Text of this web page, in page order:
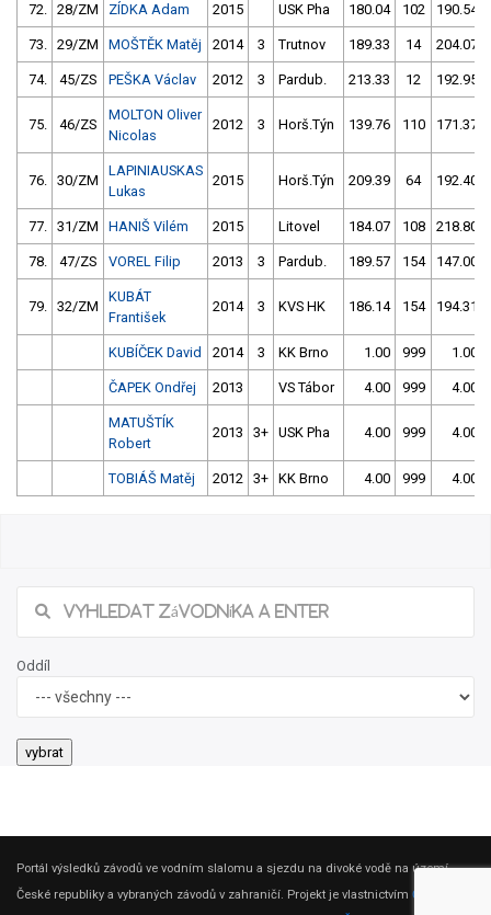
72. 28/ZM ZÍDKA Adam 2015 USK Pha 180.04 102 190.54
73. 29/ZM MOŠTĚK Matěj 2014 3 Trutnov 189.33 14 204.07
74. 45/ZS PEŠKA Václav 2012 3 Pardub. 213.33 12 192.95
75. 46/ZS
MOLTON Oliver
Nicolas
2012 3 Horš.Týn 139.76 110 171.37
76. 30/ZM
LAPINIAUSKAS
Lukas
2015 Horš.Týn 209.39 64 192.40
77. 31/ZM HANIŠ Vilém 2015 Litovel 184.07 108 218.80
78. 47/ZS VOREL Filip 2013 3 Pardub. 189.57 154 147.00
79. 32/ZM
KUBÁT
František
2014 3 KVS HK 186.14 154 194.31
KUBÍČEK David 2014 3 KK Brno 1.00 999 1.00
ČAPEK Ondřej 2013 VS Tábor 4.00 999 4.00
MATUŠTÍK
Robert
2013 3+ USK Pha 4.00 999 4.00
TOBIÁŠ Matěj 2012 3+ KK Brno 4.00 999 4.00
Opavě
Popis chyby (max. 255 znaků):
jméno nahlašujícího